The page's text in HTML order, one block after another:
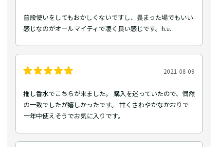
普段使いをしてもおかしくないですし、畏まった場でもいい
感じなのがオールマイティで凄く良い感じです。h.u.
2021-08-09
推し香水でこちらが来ました。 購入を迷っていたので、偶然
の一致でしたが嬉しかったです。 甘くさわやかなかおりで
一年中使えそうでお気に入りです。